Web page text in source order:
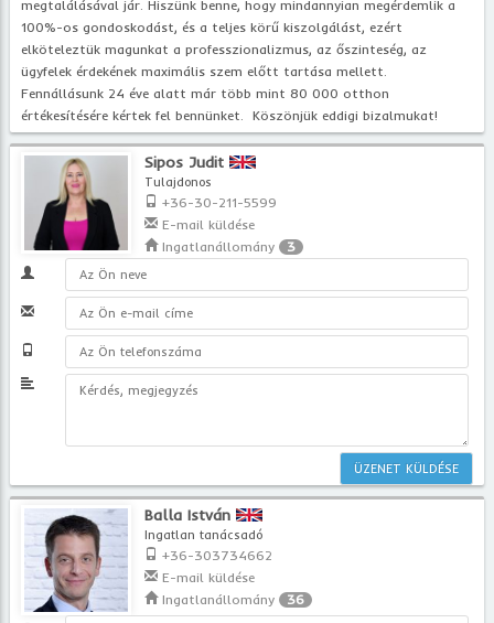
megtalálásával jár. Hiszünk benne, hogy mindannyian megérdemlik a
100%-os gondoskodást, és a teljes körű kiszolgálást, ezért
elköteleztük magunkat a professzionalizmus, az őszinteség, az
ügyfelek érdekének maximális szem előtt tartása mellett.
Fennállásunk 24 éve alatt már több mint 80 000 otthon
értékesítésére kértek fel bennünket. Köszönjük eddigi bizalmukat!
Sipos Judit
Tulajdonos
+36-30-211-5599
E-mail küldése
Ingatlanállomány 3
Balla István
Ingatlan tanácsadó
+36-303734662
E-mail küldése
Ingatlanállomány 36